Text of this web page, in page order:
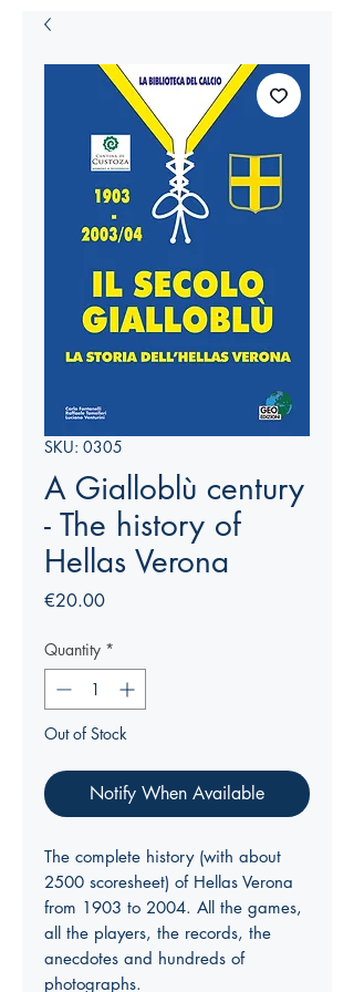
SKU: 0305
A Gialloblù century
- The history of
Hellas Verona
€20.00Price
Quantity *
Out of Stock
Notify When Available
The complete history (with about
2500 scoresheet) of Hellas Verona
from 1903 to 2004. All the games,
all the players, the records, the
anecdotes and hundreds of
photographs.